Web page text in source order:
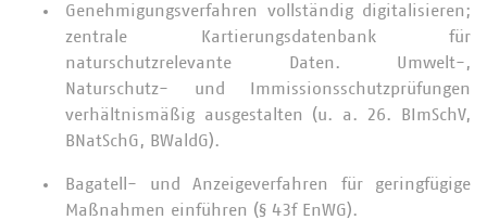
Genehmigungsverfahren vollständig digitalisieren;
zentrale Kartierungsdatenbank für
naturschutzrelevante Daten. Umwelt-,
Naturschutz- und Immissionsschutzprüfungen
verhältnismäßig ausgestalten (u. a. 26. BImSchV,
BNatSchG, BWaldG).
Bagatell- und Anzeigeverfahren für geringfügige
Maßnahmen einführen (§ 43f EnWG).